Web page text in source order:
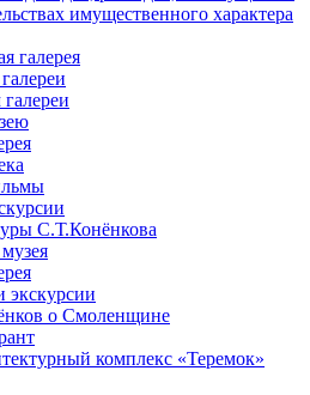
имущественного характера
галерея
С.Т.Конёнкова
экскурсии
о Смоленщине
комплекс «Теремок»